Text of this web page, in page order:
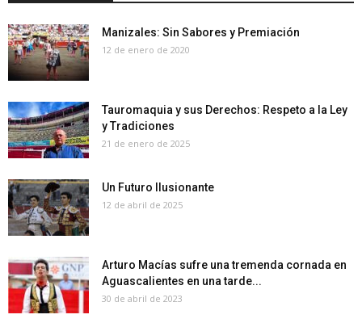
Manizales: Sin Sabores y Premiación
12 de enero de 2020
Tauromaquia y sus Derechos: Respeto a la Ley
y Tradiciones
21 de enero de 2025
Un Futuro Ilusionante
12 de abril de 2025
Arturo Macías sufre una tremenda cornada en
Aguascalientes en una tarde...
30 de abril de 2023